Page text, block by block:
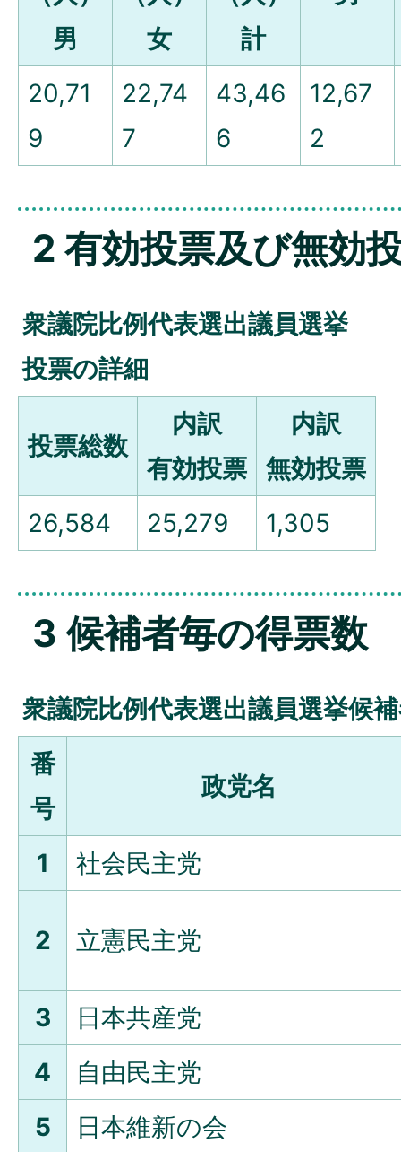
男
女
計
20,71
9
22,74
7
43,46
6
12,67
2
2 有効投票及び無効
衆議院比例代表選出議員選挙
投票の詳細
投票総数
内訳
有効投票
内訳
無効投票
26,584
25,279 1,305
3 候補者毎の得票数
衆議院比例代表選出議員選挙候
番
号
政党名
1 社会民主党
2 立憲民主党
3
日本共産党
4
自由民主党
5
日本維新の会